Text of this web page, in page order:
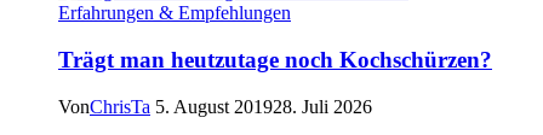
Erfahrungen & Empfehlungen
Trägt man heutzutage noch Kochschürzen?
VonChrisTa 5. August 201928. Juli 2026